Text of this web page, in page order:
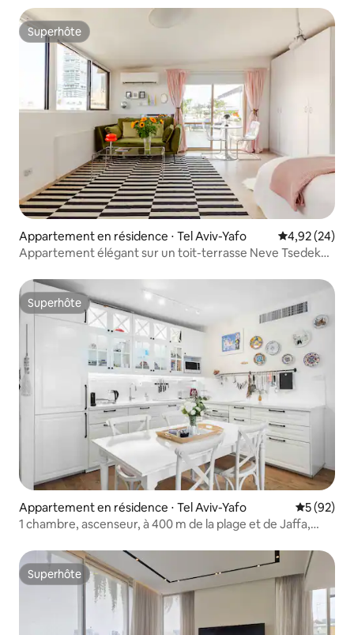
Superhôte
Superhôte
Appartement en résidence ⋅ Tel Aviv-Yafo Évaluation
4,92 (24)
Appartement élégant sur un toit-terrasse Neve Tsedek
Superhôte
Superhôte
Appartement en résidence ⋅ Tel Aviv-Yafo
5 (92)
1 chambre, ascenseur, à 400 m de la plage et de Jaffa,
Superhôte
Superhôte